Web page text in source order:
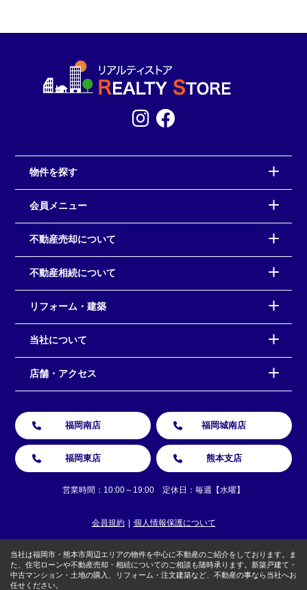
物件を探す
会員メニュー
不動産売却について
不動産相続について
リフォーム・建築
当社について
店舗・アクセス
福岡南店 福岡城南店
福岡東店 熊本支店
営業時間：10:00～19:00 定休日：毎週【水曜】
会員規約 個人情報保護について
当社は福岡市・熊本市周辺エリアの物件を中心に不動産のご紹介をしております。ま
た、住宅ローンや不動産売却・相続についてのご相談も随時承ります。新築戸建て・
中古マンション・土地の購入、リフォーム・注文建築など、不動産の事なら当社へお
任せください。